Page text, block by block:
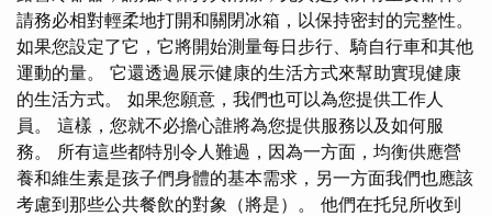
請務必相對輕柔地打開和關閉冰箱，以保持密封的完整性。
如果您設定了它，它將開始測量每日步行、騎自行車和其他
運動的量。 它還透過展示健康的生活方式來幫助實現健康
的生活方式。 如果您願意，我們也可以為您提供工作人
員。 這樣，您就不必擔心誰將為您提供服務以及如何服
務。 所有這些都特別令人難過，因為一方面，均衡供應營
養和維生素是孩子們身體的基本需求，另一方面我們也應該
考慮到那些公共餐飲的對象（將是）。 他們在托兒所收到